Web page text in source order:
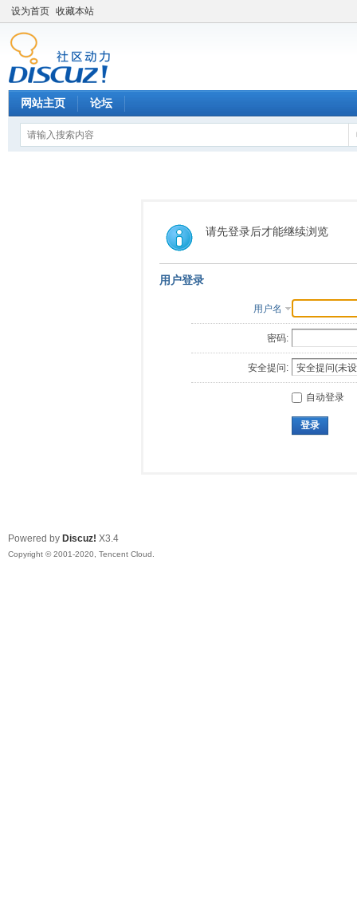
设为首页 收藏本站
网站主页 论坛
请先登录后才能继续浏览
用户登录
用户名
密码:
安全提问:
自动登录
登录
Powered by Discuz! X3.4
Copyright © 2001-2020, Tencent Cloud.